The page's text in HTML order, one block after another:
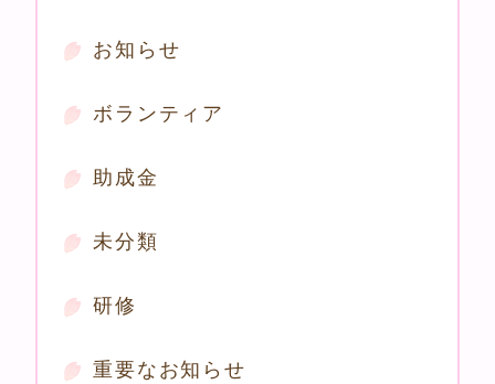
お知らせ
ボランティア
助成金
未分類
研修
重要なお知らせ